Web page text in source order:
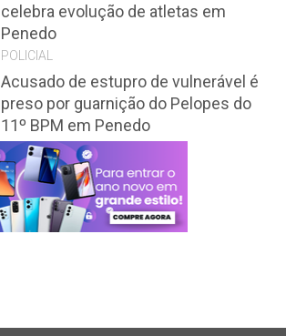
celebra evolução de atletas em
Penedo
POLICIAL
Acusado de estupro de vulnerável é
preso por guarnição do Pelopes do
11º BPM em Penedo